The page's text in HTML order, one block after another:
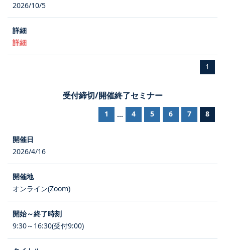
2026/10/5
詳細
1
受付締切/開催終了セミナー
1 ... 4 5 6 7 8
2026/4/16
オンライン(Zoom)
9:30～16:30(受付9:00)